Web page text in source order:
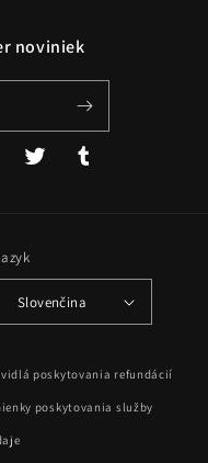
noviniek
Twitter Tumblr
Slovenčina
poskytovania refundácií
poskytovania služby